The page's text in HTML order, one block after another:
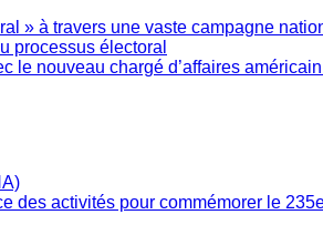
» à travers une vaste campagne
processus électoral
le nouveau chargé d’affaires
des activités pour commémorer le